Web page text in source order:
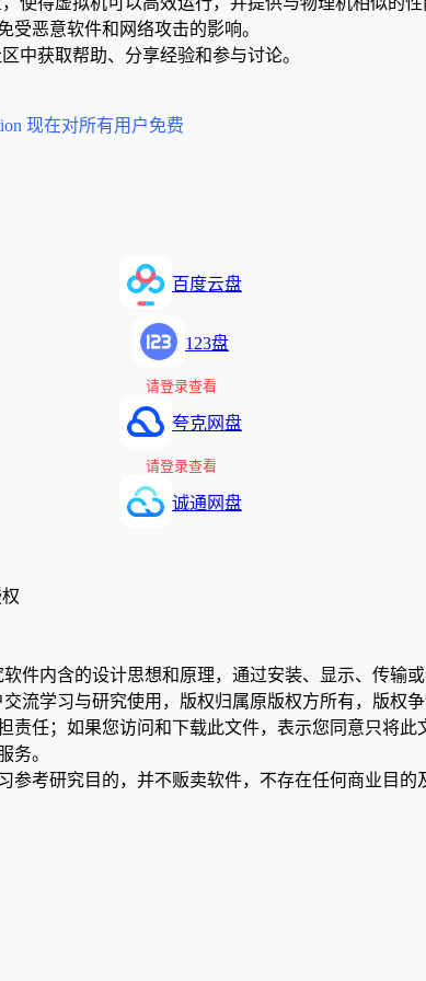
恶意软件和网络攻击的影响。
中获取帮助、分享经验和参与讨论。
现在对所有用户免费
百度云盘
123盘
请登录查看
夸克网盘
请登录查看
诚通网盘
件内含的设计思想和原理，通过安装、显示、传输
流学习与研究使用，版权归属原版权方所有，版权
任；如果您访问和下载此文件，表示您同意只将
务。
考研究目的，并不贩卖软件，不存在任何商业目